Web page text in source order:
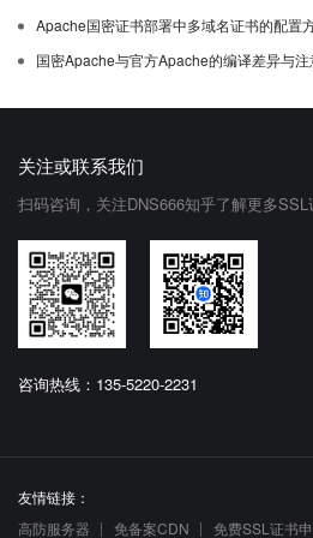
Apache国密证书部署中多域名证书的配置
国密Apache与官方Apache的编译差异与注
关注或联系我们
扫码咨询，关注DNS666知乎了解更多SSL
咨询热线：135-5220-2231
友情链接：
高防服务器
免备案CDN 免费SSL证书